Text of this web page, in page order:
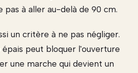
pas à aller au-delà de 90 cm.
un critère à ne pas négliger.
peut bloquer l'ouverture
une marche qui devient un